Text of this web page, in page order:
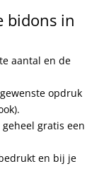
bidons in
aantal en de
opdruk
gratis een
en bij je